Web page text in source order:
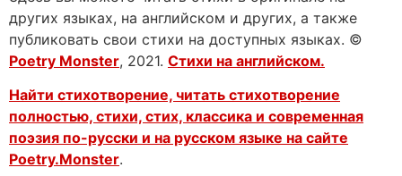
других языках, на английском и других, а также
публиковать свои стихи на доступных языках. ©
Poetry Monster, 2021. Стихи на английском.
Найти стихотворение, читать стихотворение
полностью, стихи, стих, классика и современная
поэзия по-русски и на русском языке на сайте
Poetry.Monster.